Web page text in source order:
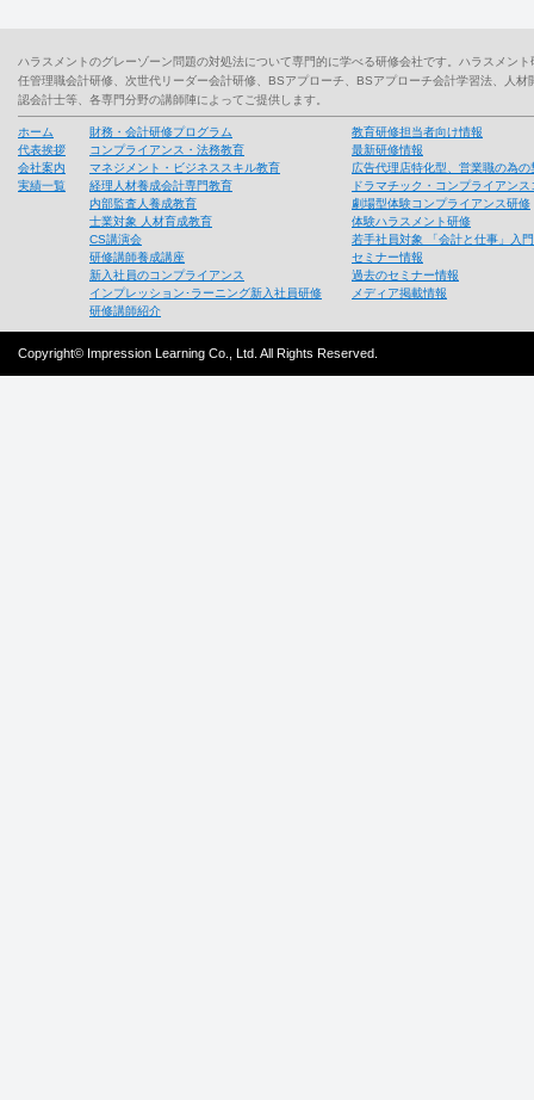
ハラスメントのグレーゾーン問題の対処法について専門的に学べる研修会社です。ハラスメン
任管理職会計研修、次世代リーダー会計研修、BSアプローチ、BSアプローチ会計学習法、人
認会計士等、各専門分野の講師陣によってご提供します。
ホーム
代表挨拶
会社案内
実績一覧
財務・会計研修プログラム
コンプライアンス・法務教育
マネジメント・ビジネススキル教育
経理人材養成会計専門教育
内部監査人養成教育
士業対象 人材育成教育
CS講演会
研修講師養成講座
新入社員のコンプライアンス
インプレッション･ラーニング新入社員研修
研修講師紹介
教育研修担当者向け情報
最新研修情報
広告代理店特化型、営業職の為
ドラマチック・コンプライアン
劇場型体験コンプライアンス研修
体験ハラスメント研修
若手社員対象 「会計と仕事」入
セミナー情報
過去のセミナー情報
メディア掲載情報
Copyright© Impression Learning Co., Ltd. All Rights Reserved.